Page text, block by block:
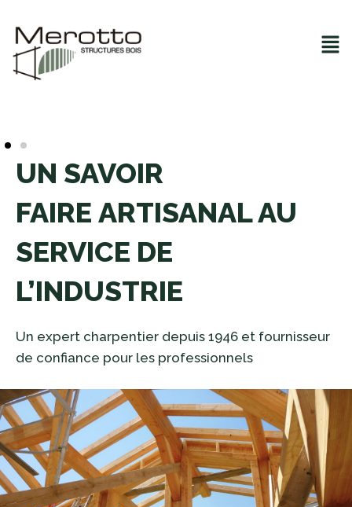
contenu
UN SAVOIR
FAIRE ARTISANAL AU
SERVICE DE
L’INDUSTRIE
Un expert charpentier depuis 1946 et fournisseur
de confiance pour les professionnels